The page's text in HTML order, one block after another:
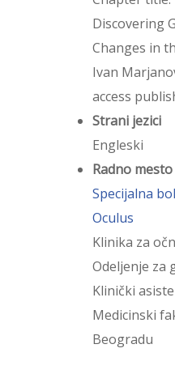
Discovering
Changes in
Ivan
access
Strani jezici
Engleski
Radno mesto
Specijalna
Oculus
Klinika za
Odeljenje za
Klinički
Medicinski
Beogradu